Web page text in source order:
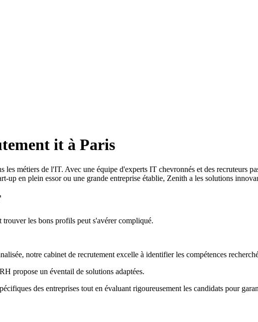
it à Paris
les métiers de l'IT. Avec une équipe d'experts IT chevronnés et des recruteurs
up en plein essor ou une grande entreprise établie, Zenith a les solutions
les bons profils peut s'avérer compliqué.
notre cabinet de recrutement excelle à identifier les compétences
propose un éventail de solutions adaptées.
des entreprises tout en évaluant rigoureusement les candidats pour